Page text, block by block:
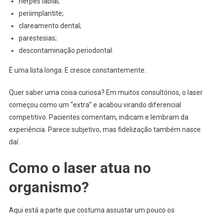
periimplantite;
clareamento dental;
parestesias;
descontaminação periodontal.
É uma lista longa. E cresce constantemente.
Quer saber uma coisa curiosa? Em muitos consultórios, o laser
começou como um “extra” e acabou virando diferencial
competitivo. Pacientes comentam, indicam e lembram da
experiência. Parece subjetivo, mas fidelização também nasce
daí.
Como o laser atua no
organismo?
Aqui está a parte que costuma assustar um pouco os